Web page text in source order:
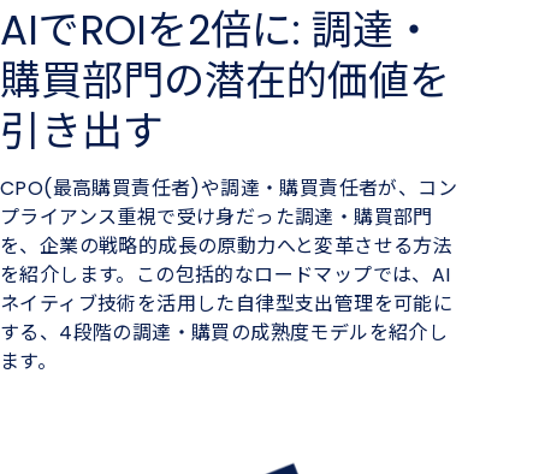
AIでROIを2倍に: 調達・
購買部門の潜在的価値を
引き出す
CPO(最高購買責任者)や調達・購買責任者が、コン
プライアンス重視で受け身だった調達・購買部門
を、企業の戦略的成長の原動力へと変革させる方法
を紹介します。この包括的なロードマップでは、AI
ネイティブ技術を活用した自律型支出管理を可能に
する、4段階の調達・購買の成熟度モデルを紹介し
ます。